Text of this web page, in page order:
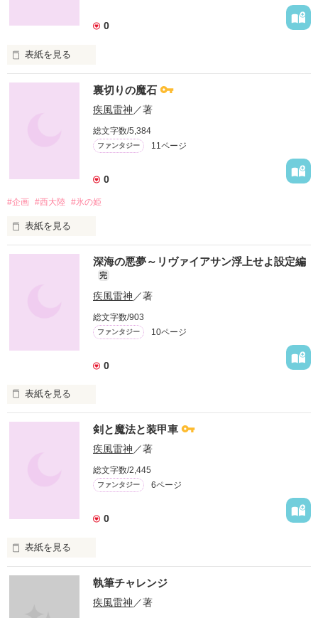
0
表紙を見る
深海の懐
裏切りの魔石
疾風雷神 ／著
総文字数/5,384
ファンタジー 11ページ
0
#企画 #西大陸 #氷の姫
表紙を見る
歴史とは
鍵のヒントは「水」です
作品を読む
深海の悪夢～リヴァイアサン浮上せよ設定編
完
疾風雷神 ／著
総文字数/903
ファンタジー 10ページ
0
表紙を見る
自分でもやってみました読者参加企画。
作品を読む
剣と魔法と装甲車
疾風雷神／著
総文字数/2,445
ファンタジー 6ページ
0
表紙を見る
科学と魔法が同居している世界。
いつになっても、事故はなくならない。
執筆チャレンジ
疾風雷神／著